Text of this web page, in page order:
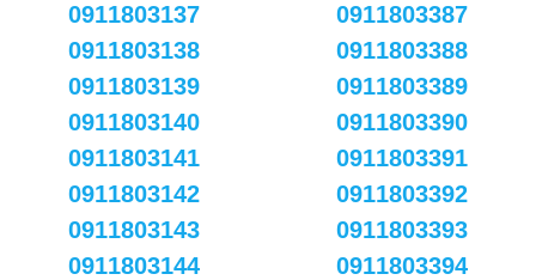
0911803137
0911803138
0911803139
0911803140
0911803141
0911803142
0911803143
0911803144
0911803387
0911803388
0911803389
0911803390
0911803391
0911803392
0911803393
0911803394